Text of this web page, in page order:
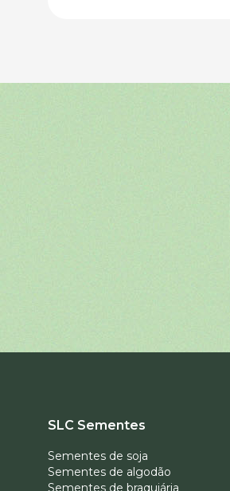
SLC Sementes
Sementes de soja
Sementes de algodão
Sementes de braquiária